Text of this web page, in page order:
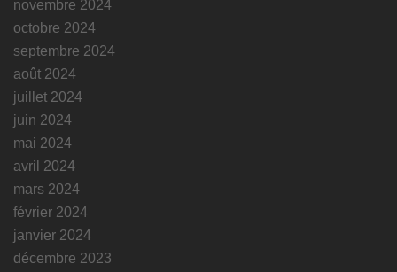
novembre 2024
octobre 2024
septembre 2024
août 2024
juillet 2024
juin 2024
mai 2024
avril 2024
mars 2024
février 2024
janvier 2024
décembre 2023